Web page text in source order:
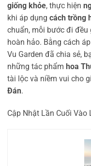
giống khỏe, thực hiện
khi áp dụng cách trồng
chuẩn, mỗi bước đi đều
hoàn hảo. Bằng cách
Vu Garden đã chia sẻ,
những tác phẩm hoa
tài lộc và niềm vui cho
Đán.
Cập Nhật Lần Cuối